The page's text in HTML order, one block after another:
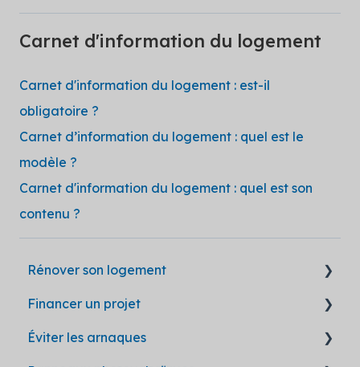
Carnet d'information du logement
Carnet d'information du logement : est-il
obligatoire ?
Carnet d’information du logement : quel est le
modèle ?
Carnet d'information du logement : quel est son
contenu ?
Rénover son logement
Questions générales
Déroulement d'un chantier
Financer un projet
Les aides en un coup d'oeil
Éviter les arnaques